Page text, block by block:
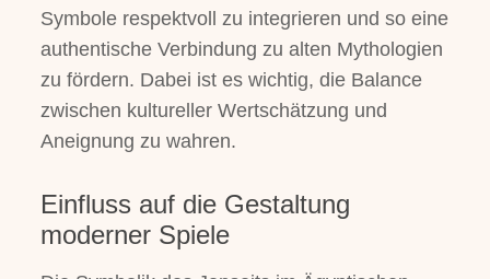
Symbole respektvoll zu integrieren und so eine
authentische Verbindung zu alten Mythologien
zu fördern. Dabei ist es wichtig, die Balance
zwischen kultureller Wertschätzung und
Aneignung zu wahren.
Einfluss auf die Gestaltung
moderner Spiele